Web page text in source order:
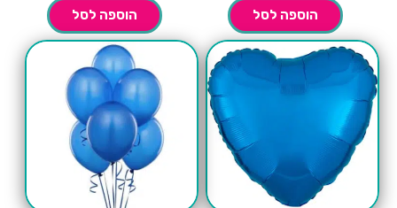
הוספה לסל
₪12.00.
הוספה לסל